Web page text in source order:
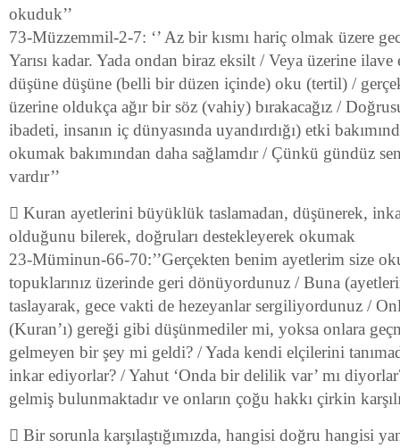
okuduk’’
73-Müzzemmil-2-7: ‘’ Az bir kısmı hariç olmak üzere
Yarısı kadar. Yada ondan biraz eksilt / Veya üzerine ilave
düşüne düşüne (belli bir düzen içinde) oku (tertil) /
üzerine oldukça ağır bir söz (vahiy) bırakacağız /
ibadeti, insanın iç dünyasında uyandırdığı) etki
okumak bakımından daha sağlamdır / Çünkü gündüz
vardır’’
 Kuran ayetlerini büyüklük taslamadan, düşünerek,
olduğunu bilerek, doğruları destekleyerek okumak
23-Müminun-66-70:’’Gerçekten benim ayetlerim size
topuklarınız üzerinde geri dönüyordunuz / Buna
taslayarak, gece vakti de hezeyanlar sergiliyordunuz /
(Kuran’ı) gereği gibi düşünmediler mi, yoksa onlara
gelmeyen bir şey mi geldi? / Yada kendi elçilerini
inkar ediyorlar? / Yahut ‘Onda bir delilik var’ mı
gelmiş bulunmaktadır ve onların çoğu hakkı çirkin
 Bir sorunla karşılaştığımızda, hangisi doğru hangisi